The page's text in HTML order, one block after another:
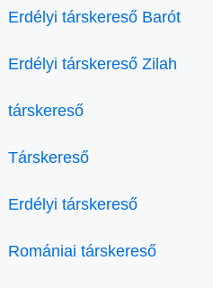
Erdélyi társkereső Barót
Erdélyi társkereső Zilah
társkereső
Társkereső
Erdélyi társkereső
Romániai társkereső